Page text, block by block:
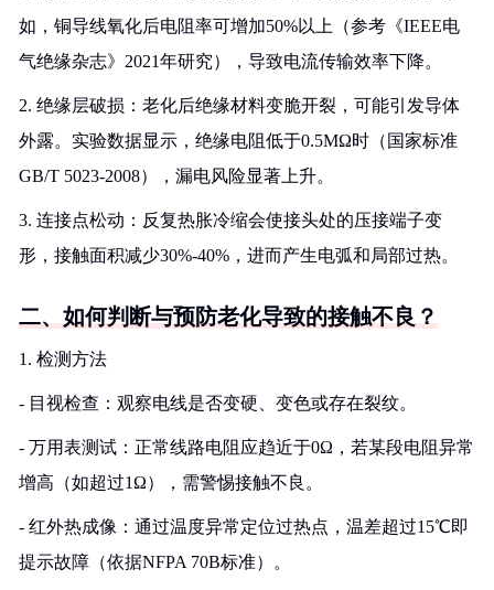
如，铜导线氧化后电阻率可增加50%以上（参考《IEEE电
气绝缘杂志》2021年研究），导致电流传输效率下降。
2. 绝缘层破损：老化后绝缘材料变脆开裂，可能引发导体
外露。实验数据显示，绝缘电阻低于0.5MΩ时（国家标准
GB/T 5023-2008），漏电风险显著上升。
3. 连接点松动：反复热胀冷缩会使接头处的压接端子变
形，接触面积减少30%-40%，进而产生电弧和局部过热。
二、如何判断与预防老化导致的接触不良？
1. 检测方法
- 目视检查：观察电线是否变硬、变色或存在裂纹。
- 万用表测试：正常线路电阻应趋近于0Ω，若某段电阻异常
增高（如超过1Ω），需警惕接触不良。
- 红外热成像：通过温度异常定位过热点，温差超过15℃即
提示故障（依据NFPA 70B标准）。